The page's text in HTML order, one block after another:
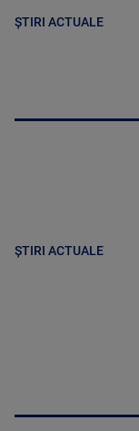
ȘTIRI ACTUALE
ȘTIRI ACTUALE